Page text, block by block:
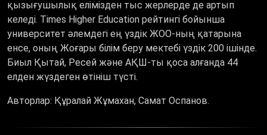
қызығушылық елімізден тыс жерлерде де артып
келеді. Times Higher Education рейтингі бойынша
университет әлемдегі ең үздік ЖОО-ның қатарына
енсе, оның Жоғары білім беру мектебі үздік 200 ішінде.
Биыл Қытай, Ресей және АҚШ-ты қоса алғанда 44
елден жүздеген өтініш түсті.
Авторлар: Құралай Жұмахан, Самат Оспанов.